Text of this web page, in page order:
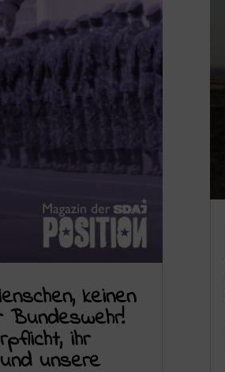
keinen
Bundeswehr!
ihr
unsere